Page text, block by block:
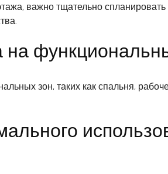
важно тщательно
на
зон, таких как спальня,